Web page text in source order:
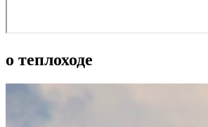
о теплоходе